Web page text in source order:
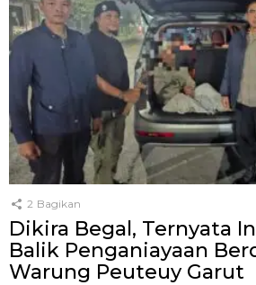
2 Bagikan
Dikira Begal, Ternyata
Balik Penganiayaan
Warung Peuteuy Garut